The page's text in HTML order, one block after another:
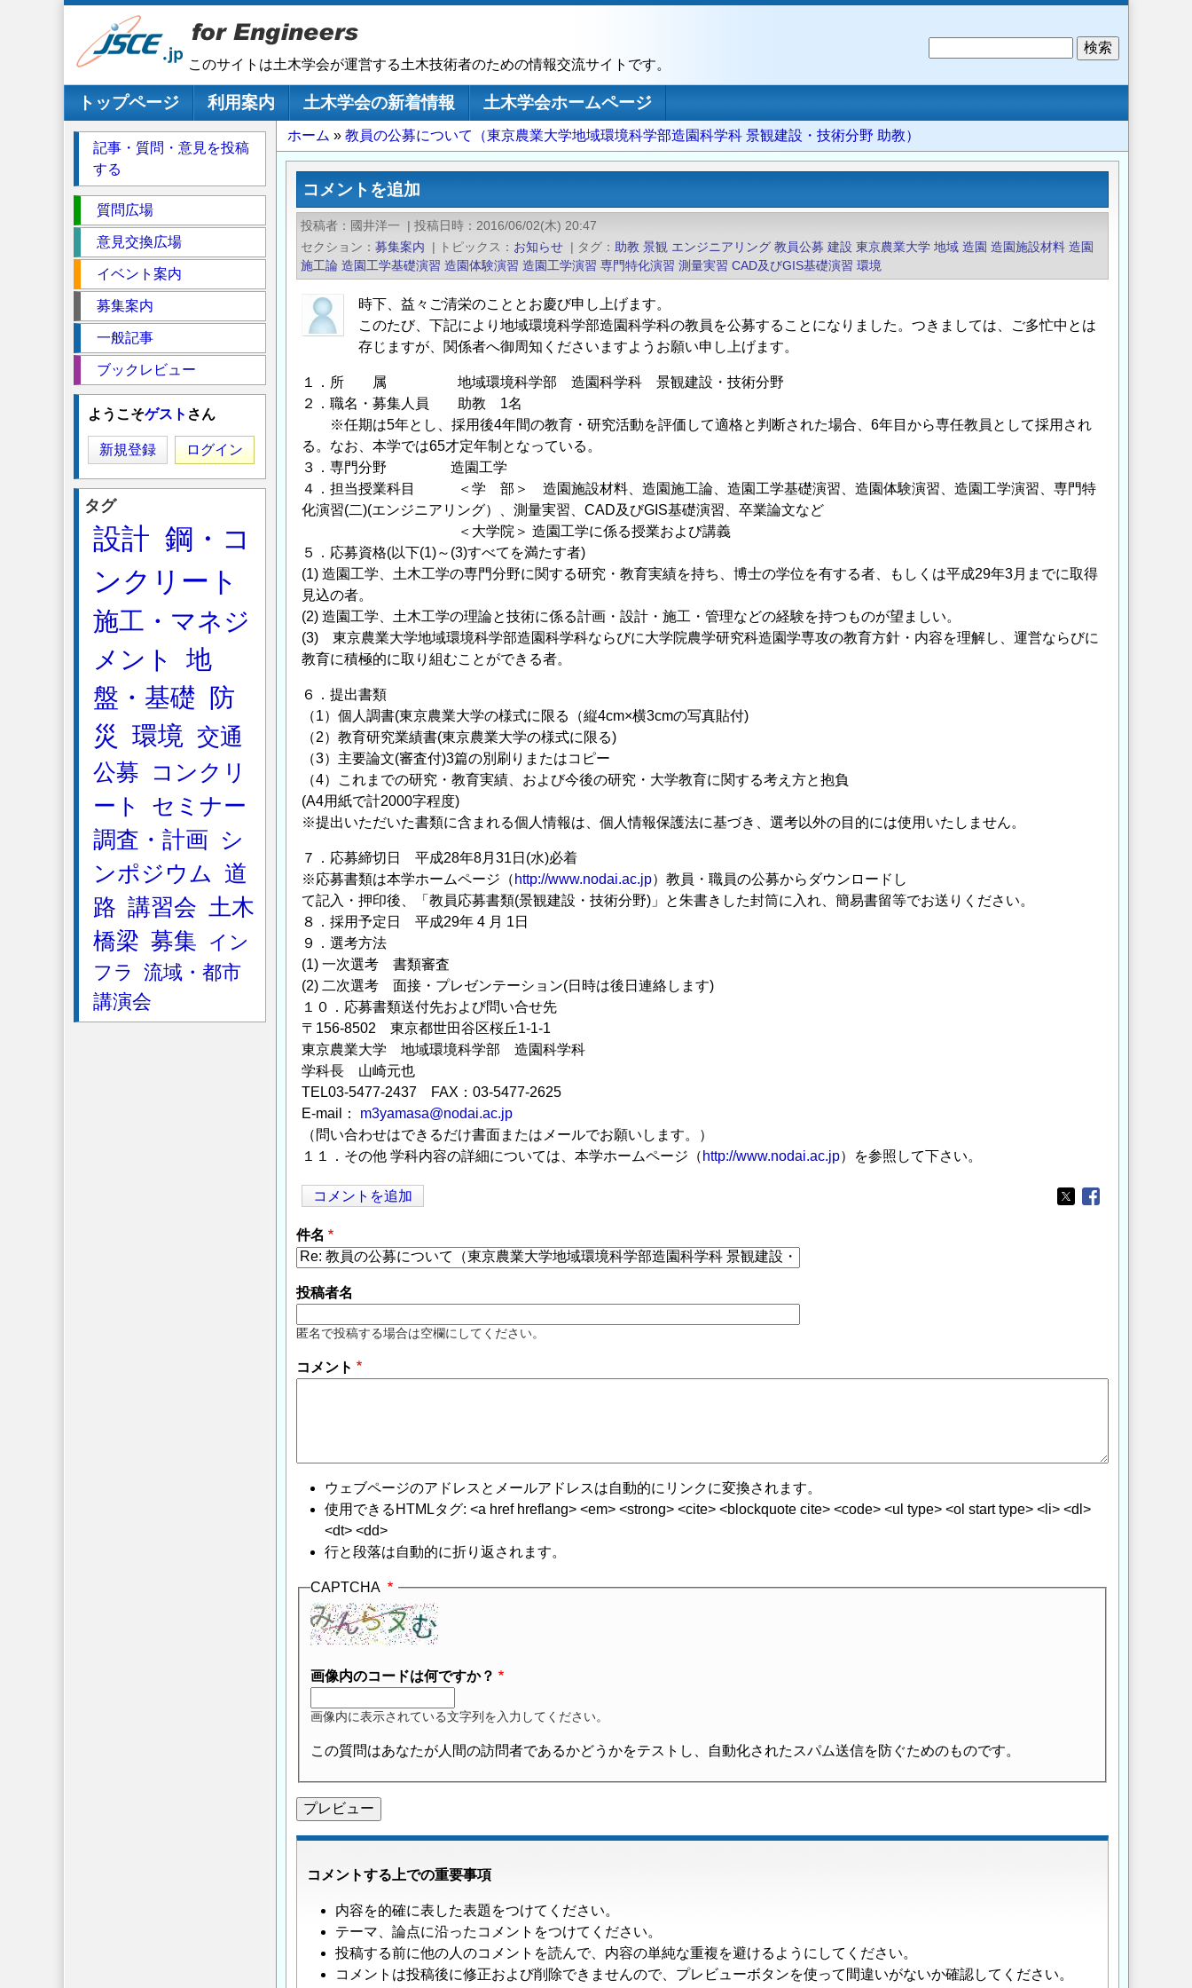
このサイトは土木学会が運営する土木技術者のための情報交流サイトです。
メインナビゲーション
トップページ 利用案内 土木学会の新着情報
土木学会ホームページ
パ
ン
ず
ホーム 教員の公募について（東京農業大学地域環境科学部造園科学科 景観建設・技術分野 助教）
コメントを追加
投稿者 國井洋一 | 投稿日時
2016/06/02(木) 20:47
セクション
募集案内 | トピックス お知らせ | タグ 助教 景観 エンジニアリング 教員公募 建設 東京農業大学 地域 造園 造園施設材料 造園
施工論 造園工学基礎演習 造園体験演習 造園工学演習 専門特化演習 測量実習 CAD及びGIS基礎演習 環境
時下、益々ご清栄のこととお慶び申し上げます。
このたび、下記により地域環境科学部造園科学科の教員を公募することになりました。つきましては、ご多忙中とは
存じますが、関係者へ御周知くださいますようお願い申し上げます。
１．所 属 地域環境科学部 造園科学科 景観建設・技術分野
２．職名・募集人員 助教 1名
※任期は5年とし、採用後4年間の教育・研究活動を評価して適格と判断された場合、6年目から専任教員として採用され
る。なお、本学では65才定年制となっている。
３．専門分野 造園工学
４．担当授業科目 ＜学 部＞ 造園施設材料、造園施工論、造園工学基礎演習、造園体験演習、造園工学演習、専門特
化演習(二)(エンジニアリング）、測量実習、CAD及びGIS基礎演習、卒業論文など
＜大学院＞ 造園工学に係る授業および講義
５．応募資格(以下(1)～(3)すべてを満たす者)
(1) 造園工学、土木工学の専門分野に関する研究・教育実績を持ち、博士の学位を有する者、もしくは平成29年3月までに取得
見込の者。
(2) 造園工学、土木工学の理論と技術に係る計画・設計・施工・管理などの経験を持つものが望ましい。
(3) 東京農業大学地域環境科学部造園科学科ならびに大学院農学研究科造園学専攻の教育方針・内容を理解し、運営ならびに
教育に積極的に取り組むことができる者。
６．提出書類
（1）個人調書(東京農業大学の様式に限る（縦4cm×横3cmの写真貼付)
（2）教育研究業績書(東京農業大学の様式に限る)
（3）主要論文(審査付)3篇の別刷りまたはコピー
（4）これまでの研究・教育実績、および今後の研究・大学教育に関する考え方と抱負
(A4用紙で計2000字程度)
※提出いただいた書類に含まれる個人情報は、個人情報保護法に基づき、選考以外の目的には使用いたしません。
７．応募締切日 平成28年8月31日(水)必着
※応募書類は本学ホームページ（ http://www.nodai.ac.jp）教員・職員の公募からダウンロードし
て記入・押印後、「教員応募書類(景観建設・技術分野)」と朱書きした封筒に入れ、簡易書留等でお送りください。
８．採用予定日 平成29年 4 月 1日
９．選考方法
(1) 一次選考 書類審査
(2) 二次選考 面接・プレゼンテーション(日時は後日連絡します)
１０．応募書類送付先および問い合せ先
〒156-8502 東京都世田谷区桜丘1-1-1
東京農業大学 地域環境科学部 造園科学科
学科長 山崎元也
TEL03-5477-2437 FAX：03-5477-2625
E-mail： m3yamasa@nodai.ac.jp
（問い合わせはできるだけ書面またはメールでお願いします。）
１１．その他 学科内容の詳細については、本学ホームページ（ http://www.nodai.ac.jp）を参照して下さい。
コメントを追加
Opens in a new
Opens in a new
件名
投稿者名
匿名で投稿する場合は空欄にしてください。
コメント
ウェブページのアドレスとメールアドレスは自動的にリンクに変換されます。
使用できるHTMLタグ: <a href hreflang> <em> <strong> <cite> <blockquote cite> <code> <ul type> <ol start type> <li> <dl>
<dt> <dd>
行と段落は自動的に折り返されます。
CAPTCHA
画像内のコードは何ですか？
画像内に表示されている文字列を入力してください。
この質問はあなたが人間の訪問者であるかどうかをテストし、自動化されたスパム送信を防ぐためのものです。
コメントする上での重要事項
内容を的確に表した表題をつけてください。
テーマ、論点に沿ったコメントをつけてください。
投稿する前に他の人のコメントを読んで、内容の単純な重複を避けるようにしてください。
コメントは投稿後に修正および削除できませんので、プレビューボタンを使って間違いがないか確認してください。
記事・質問・意見を投稿
する
ク
シ
質問広場
意見交換広場
イベント案内
募集案内
一般記事
ブックレビュー
ようこそゲスト さん
新規登録 ログイン
タグ
設計 鋼・コ
ンクリート
施工・マネジ
メント
地
盤・基礎
防
災
環境 交通
公募
コンクリ
ート
セミナー
調査・計画
シ
ンポジウム 道
路 講習会 土木
橋梁 募集
イン
フラ
流域・都市
講演会